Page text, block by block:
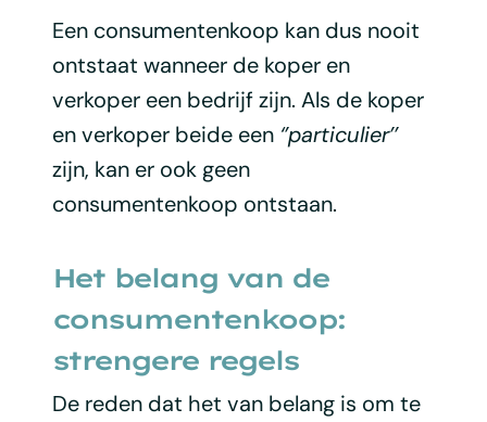
Een consumentenkoop kan dus nooit
ontstaat wanneer de koper en
verkoper een bedrijf zijn. Als de koper
en verkoper beide een ‘’particulier’’
zijn, kan er ook geen
consumentenkoop ontstaan.
Het belang van de
consumentenkoop:
strengere regels
De reden dat het van belang is om te